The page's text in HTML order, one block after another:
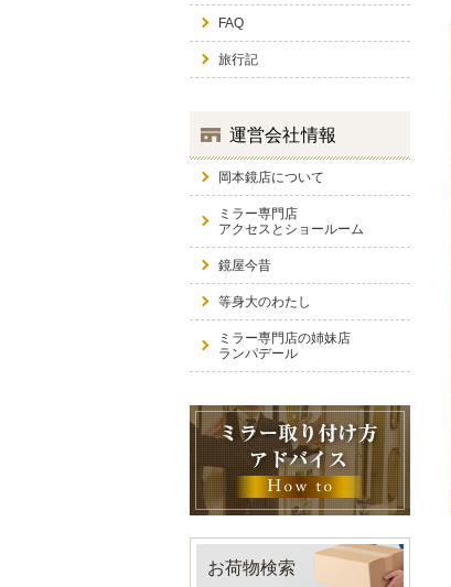
FAQ
旅行記
運営会社情報
岡本鏡店について
ミラー専門店
アクセスとショールーム
鏡屋今昔
等身大のわたし
ミラー専門店の姉妹店
ランパデール
お荷物検索